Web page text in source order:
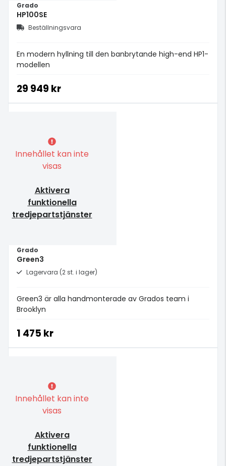
Grado
HP100SE
Beställningsvara
En modern hyllning till den banbrytande high-end HP1-
modellen
29 949 kr
Innehållet kan inte
visas
Aktivera
funktionella
tredjepartstjänster
Grado
Green3
Lagervara (2 st. i lager)
Green3 är alla handmonterade av Grados team i
Brooklyn
1 475 kr
Innehållet kan inte
visas
Aktivera
funktionella
tredjepartstjänster